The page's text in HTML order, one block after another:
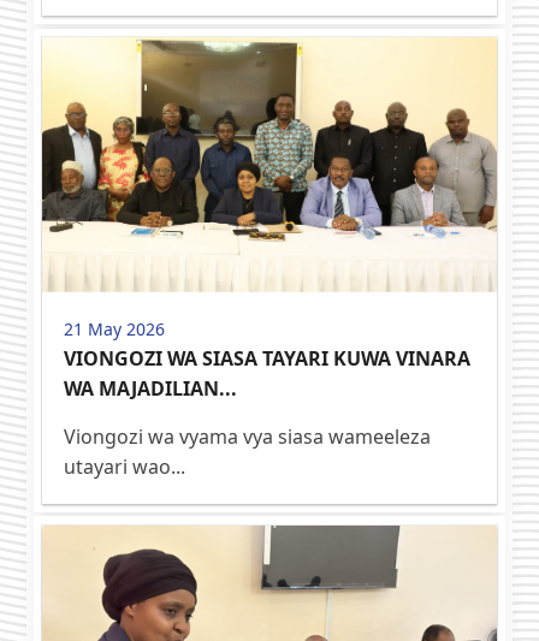
21 May 2026
VIONGOZI WA SIASA TAYARI KUWA VINARA
WA MAJADILIAN...
Viongozi wa vyama vya siasa wameeleza
utayari wao...